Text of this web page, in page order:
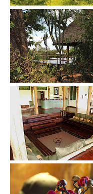
Show larger version
Show larger version
Show larger version